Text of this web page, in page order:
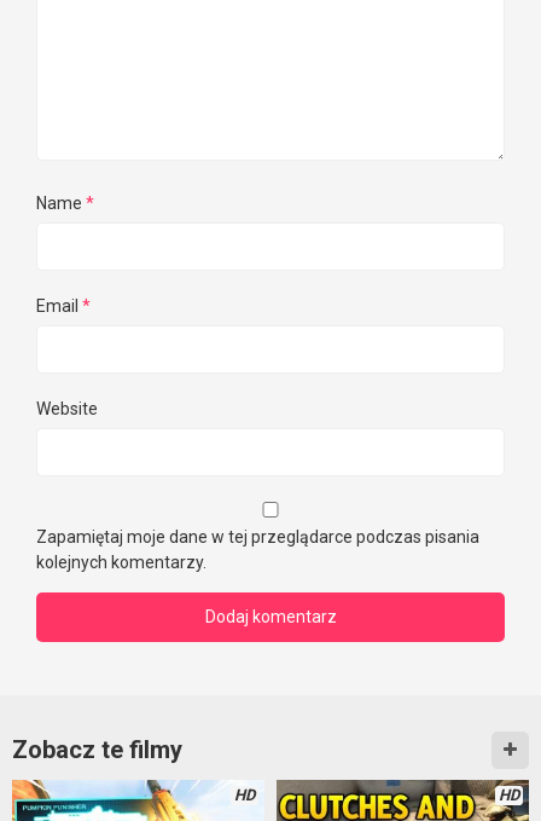
Name *
Email *
Website
Zapamiętaj moje dane w tej przeglądarce podczas pisania
kolejnych komentarzy.
Zobacz te filmy
HD HD